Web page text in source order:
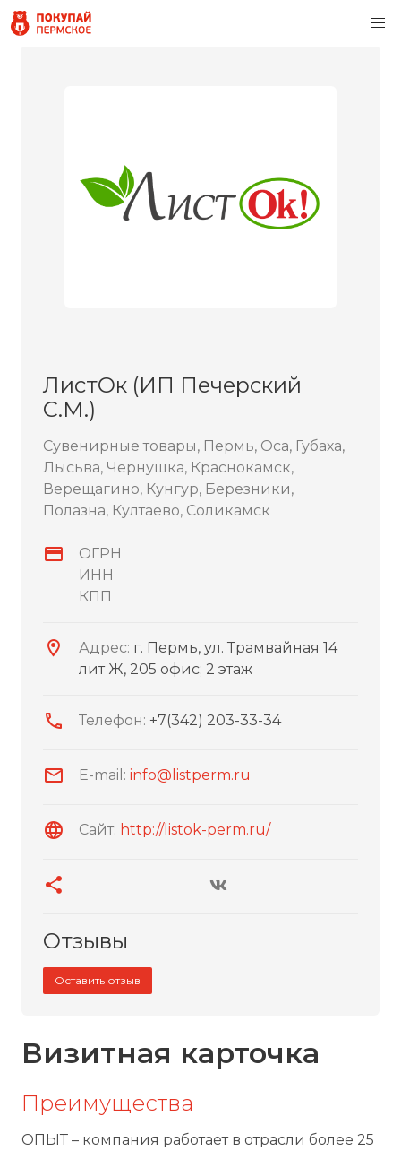
ЛистОк (ИП Печерский
С.М.)
Сувенирные товары, Пермь, Оса, Губаха,
Лысьва, Чернушка, Краснокамск,
Верещагино, Кунгур, Березники,
Полазна, Култаево, Соликамск
ОГРН
ИНН
КПП
Адрес: г. Пермь, ул. Трамвайная 14
лит Ж, 205 офис; 2 этаж
Телефон: +7(342) 203-33-34
E-mail: info@listperm.ru
Сайт: http://listok-perm.ru/
Отзывы
Оставить отзыв
Визитная карточка
Преимущества
ОПЫТ – компания работает в отрасли более 25